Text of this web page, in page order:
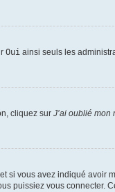
Oui ainsi seuls les
cliquez sur J’ai oublié mon
si vous avez indiqué avoir
puissiez vous connecter.